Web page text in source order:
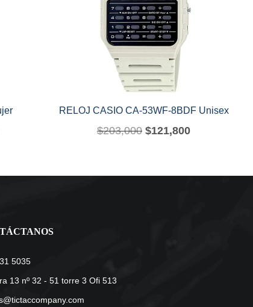
RELOJ CASIO CA-53WF-8BDF Unisex
$203,000 $121,800
5035
13 nº 32 - 51 torre 3 Ofi 513